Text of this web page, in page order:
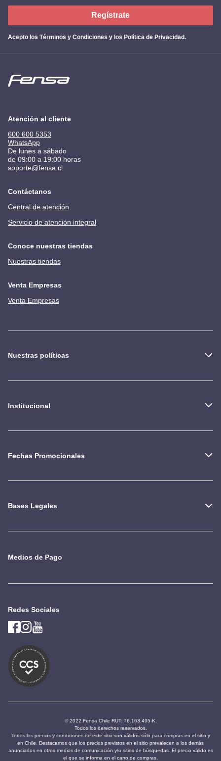
Acepto los Términos y Condiciones y los Política de Privacidad.
Regístrate
Atención al cliente
600 600 5353
WhatsApp
De lunes a sábado
de 09:00 a 19:00 horas
soporte@fensa.cl
Contáctanos
Central de atención
Servicio de atención integral
Conoce nuestras tiendas
Nuestras tiendas
Venta Empresas
Venta Empresas
Nuestras políticas
Institucional
Fechas Promocionales
Bases Legales
Medios de Pago
Redes Sociales
© 2022 Fensa Chile RUT: 76.163.495-K.
Todos los derechos reservados.
Todos los precios y condiciones de este sitio son válidos sólo para compras en el sitio y
en Chile. Destacamos que los precios previstos en el sitio prevalecen a los demás
anunciados en otros medios de comunicación y/o sitios de búsquedas. El precio válido es
el que se informa en el carro de compras.